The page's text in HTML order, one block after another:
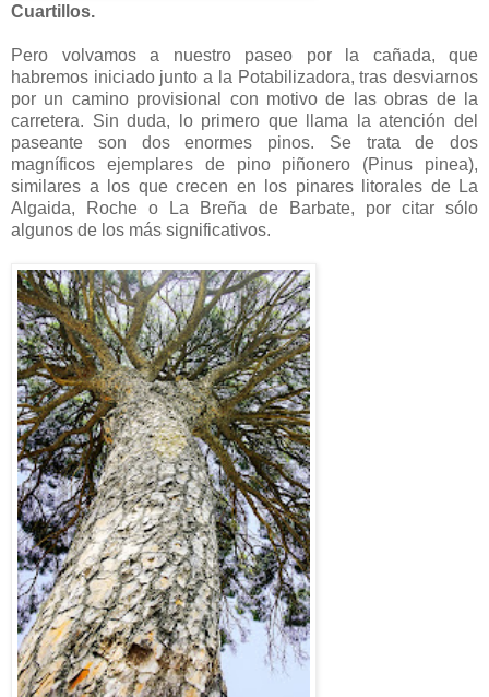
Cuartillos.
Pero volvamos a nuestro paseo por la cañada, que
habremos iniciado junto a la Potabilizadora, tras desviarnos
por un camino provisional con motivo de las obras de la
carretera. Sin duda, lo primero que llama la atención del
paseante son dos enormes pinos. Se trata de dos
magníficos ejemplares de pino piñonero (Pinus pinea),
similares a los que crecen en los pinares litorales de La
Algaida, Roche o La Breña de Barbate, por citar sólo
algunos de los más significativos.